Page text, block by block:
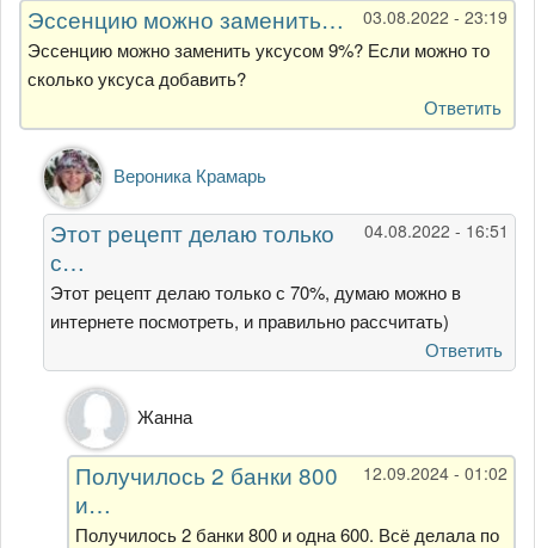
03.08.2022 - 23:19
Эссенцию можно заменить…
Эссенцию можно заменить уксусом 9%? Если можно то
сколько уксуса добавить?
Ответить
Ответ
на
Эссенцию
можно
заменить…
от
Вероника Крамарь
04.08.2022 - 16:51
Этот рецепт делаю только
с…
Этот рецепт делаю только с 70%, думаю можно в
интернете посмотреть, и правильно рассчитать)
Ответить
Ответ
на
Этот
рецепт
делаю
только
Жанна
12.09.2024 - 01:02
Получилось 2 банки 800
и…
Получилось 2 банки 800 и одна 600. Всё делала по